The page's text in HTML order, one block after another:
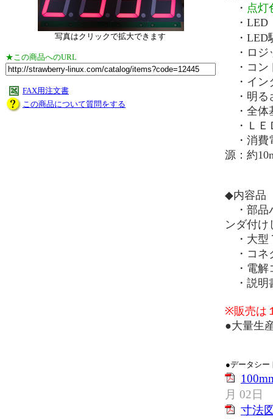
写真はクリックで拡大できます
★この商品へのURL
FAX用注文書
この商品について質問をする
・ 点灯
・LED
・LED
・ロジ
・コン
・イン
・明る
・全体
・ＬＥ
・消費
源：約
◆内容品
・部品
ンダ付け
・大型
・コネ
・電解
・説明
※販売は
●大量生
●データシー
月 02日
寸法